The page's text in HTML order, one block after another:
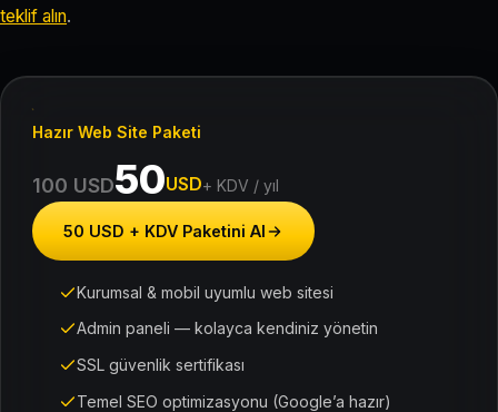
teklif alın.
Hazır Web Site Paketi
100 USD50USD+ KDV / yıl
50 USD + KDV Paketini Al
Kurumsal & mobil uyumlu web sitesi
Admin paneli — kolayca kendiniz yönetin
SSL güvenlik sertifikası
Temel SEO optimizasyonu (Google’a hazır)